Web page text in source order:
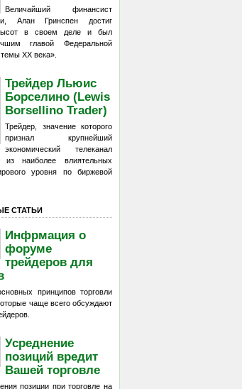
Величайший финансист
Алан Гринспен достиг
в своем деле и был
главой Федеральной
XX века».
Трейдер Льюис
Борселино (Lewis
Borsellino Trader)
Трейдер, значение которого
признал крупнейший
экономический телеканал
наиболее влиятельных
уровня по биржевой
СТАТЬИ
Инфрмация о
форуме
трейдеров для
принципов торговли
чаще всего обсуждают
Усреднение
позиций вредит
Вашей торговле
позиции при торговле на